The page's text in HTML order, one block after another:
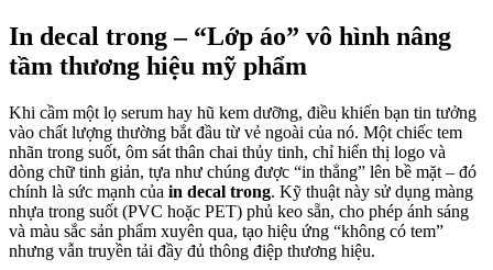
In decal trong – “Lớp áo” vô hình nâng
tầm thương hiệu mỹ phẩm
Khi cầm một lọ serum hay hũ kem dưỡng, điều khiến bạn tin tưởng
vào chất lượng thường bắt đầu từ vẻ ngoài của nó. Một chiếc tem
nhãn trong suốt, ôm sát thân chai thủy tinh, chỉ hiển thị logo và
dòng chữ tinh giản, tựa như chúng được “in thẳng” lên bề mặt – đó
chính là sức mạnh của in decal trong. Kỹ thuật này sử dụng màng
nhựa trong suốt (PVC hoặc PET) phủ keo sẵn, cho phép ánh sáng
và màu sắc sản phẩm xuyên qua, tạo hiệu ứng “không có tem”
nhưng vẫn truyền tải đầy đủ thông điệp thương hiệu.